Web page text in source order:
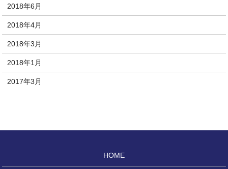
2018年6月
2018年4月
2018年3月
2018年1月
2017年3月
HOME